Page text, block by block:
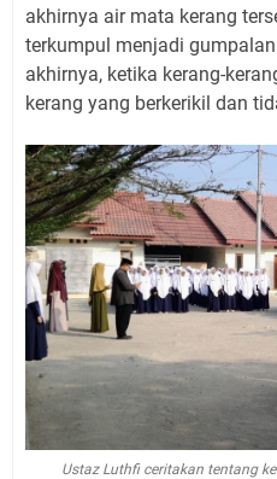
akhirnya air mata kerang
terkumpul menjadi
akhirnya, ketika kerang-
kerang yang berkerikil dan
Ustaz Luthfi ceritakan tentang